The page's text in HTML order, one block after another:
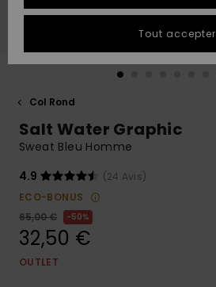
conversation
plus rapide
à votre
Démarrer
Col Rond
Salt Water Graphic
Sweat Bleu Homme
4.9
(24 Avis)
ECO-BONUS
65,00 €
50%
32,50 €
OUTLET
Tout accepter